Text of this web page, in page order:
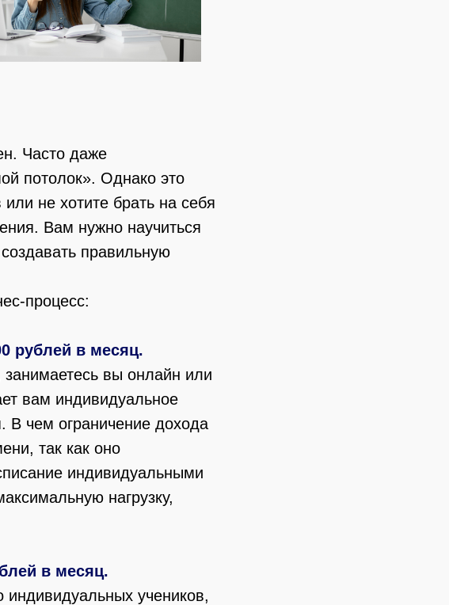
Часто даже
потолок». Однако это
или не хотите брать на себя
Вам нужно научиться
правильную
процесс:
рублей в месяц.
вы онлайн или
вам индивидуальное
чем ограничение дохода
так как оно
индивидуальными
нагрузку,
в месяц.
индивидуальных учеников,